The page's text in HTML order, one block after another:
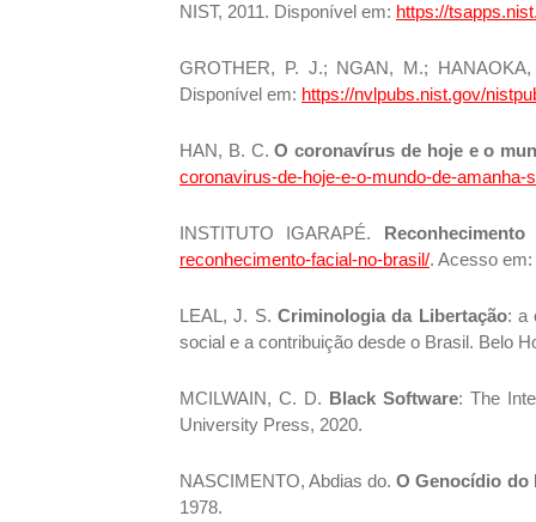
NIST, 2011. Disponível em: https://
GROTHER, P. J.; NGAN, M.;
Disponível em: https://nvlpubs.nist.gov/
HAN, B. C.O coronavírus de hoje e o
coronavirus-de-hoje-e-o-mundo-de-
INSTITUTO IGARAPÉ.
reconhecimento-facial-no-brasil/. Acesso
LEAL, J. S. Criminologia da Libertação: a
social e a contribuição desde o Brasil. Belo
MCILWAIN, C. D. Black Software: The
University Press, 2020.
NASCIMENTO, Abdias do.O Genocídio do
1978.